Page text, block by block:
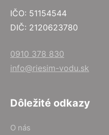
IČO: 51154544
DIČ: 2120623780
0910 378 830
info@riesim-vodu.sk
Dôležité odkazy
O nás